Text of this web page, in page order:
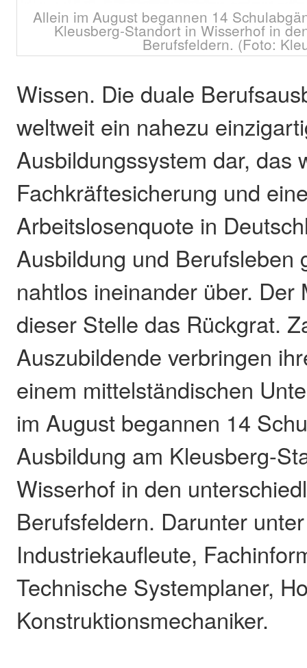
Allein im August begannen 14
Kleusberg-Standort in Wisserhof in
Berufsfeldern. (Foto:
Wissen. Die duale
weltweit ein nahezu
Ausbildungssystem dar, das
Fachkräftesicherung und
Arbeitslosenquote in
Ausbildung und Berufsleben
nahtlos ineinander über. Der
dieser Stelle das Rückgrat.
Auszubildende verbringen
einem mittelständischen
im August begannen 14
Ausbildung am Kleusberg-
Wisserhof in den
Berufsfeldern. Darunter
Industriekaufleute,
Technische Systemplaner,
Konstruktionsmechaniker.